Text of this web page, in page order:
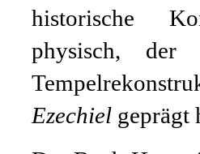
historische
physisch, der
Ezechiel geprägt